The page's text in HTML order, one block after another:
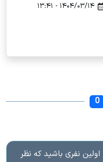
۱۴۰۴/۰۳/۱۴ - ۱۳:۴۱
0
نفری باشید که نظر